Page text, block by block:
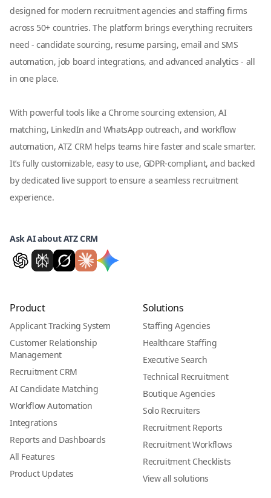
designed for modern recruitment agencies and staffing firms
across 50+ countries. The platform brings everything recruiters
need - candidate sourcing, resume parsing, email and SMS
automation, job board integrations, and advanced analytics - all
in one place.
With powerful tools like a Chrome sourcing extension, AI
matching, LinkedIn and WhatsApp outreach, and workflow
automation, ATZ CRM helps teams hire faster and scale smarter.
It’s fully customizable, easy to use, GDPR-compliant, and backed
by dedicated live support to ensure a seamless recruitment
experience.
Ask AI about ATZ CRM
Product
Applicant Tracking System
Customer Relationship
Management
Recruitment CRM
AI Candidate Matching
Workflow Automation
Integrations
Reports and Dashboards
All Features
Product Updates
Solutions
Staffing Agencies
Healthcare Staffing
Executive Search
Technical Recruitment
Boutique Agencies
Solo Recruiters
Recruitment Reports
Recruitment Workflows
Recruitment Checklists
View all solutions